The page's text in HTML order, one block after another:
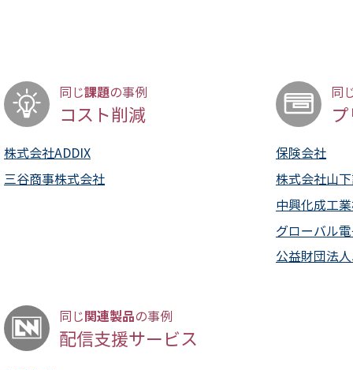
同じ課題の事例
コスト削減
株式会社ADDIX
三谷商事株式会社
同
保険会社
株式会社山
中興化成工
グローバル
公益財団法
同じ関連製品の事例
配信支援サービス